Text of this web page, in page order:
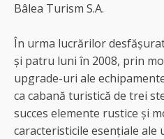
Bâlea Turism S.A.
În urma lucrărilor
și patru luni în 2008, prin
upgrade-uri ale
ca cabană turistică de trei
succes elemente rustice și
caracteristicile esențiale ale